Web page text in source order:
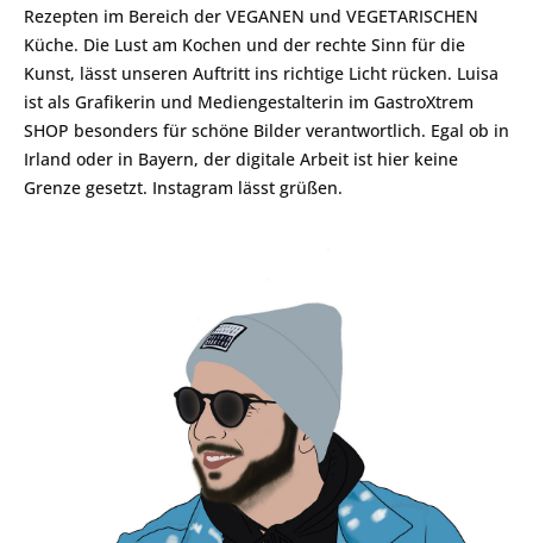
Rezepten im Bereich der VEGANEN und VEGETARISCHEN
Küche. Die Lust am Kochen und der rechte Sinn für die
Kunst, lässt unseren Auftritt ins richtige Licht rücken. Luisa
ist als Grafikerin und Mediengestalterin im GastroXtrem
SHOP besonders für schöne Bilder verantwortlich. Egal ob in
Irland oder in Bayern, der digitale Arbeit ist hier keine
Grenze gesetzt. Instagram lässt grüßen.